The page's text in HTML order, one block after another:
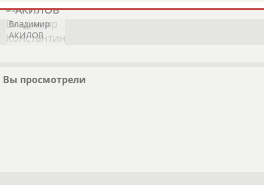
Владимир
АКИЛОВ
Вы просмотрели
ШОРЕЦ